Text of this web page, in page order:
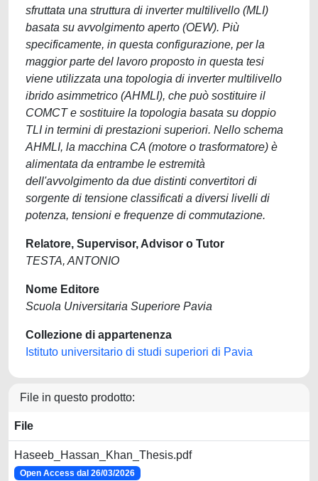
sfruttata una struttura di inverter multilivello (MLI)
basata su avvolgimento aperto (OEW). Più
specificamente, in questa configurazione, per la
maggior parte del lavoro proposto in questa tesi
viene utilizzata una topologia di inverter multilivello
ibrido asimmetrico (AHMLI), che può sostituire il
COMCT e sostituire la topologia basata su doppio
TLI in termini di prestazioni superiori. Nello schema
AHMLI, la macchina CA (motore o trasformatore) è
alimentata da entrambe le estremità
dell'avvolgimento da due distinti convertitori di
sorgente di tensione classificati a diversi livelli di
potenza, tensioni e frequenze di commutazione.
Relatore, Supervisor, Advisor o Tutor
TESTA, ANTONIO
Nome Editore
Scuola Universitaria Superiore Pavia
Collezione di appartenenza
Istituto universitario di studi superiori di Pavia
File in questo prodotto:
File
Haseeb_Hassan_Khan_Thesis.pdf
Open Access dal 26/03/2026